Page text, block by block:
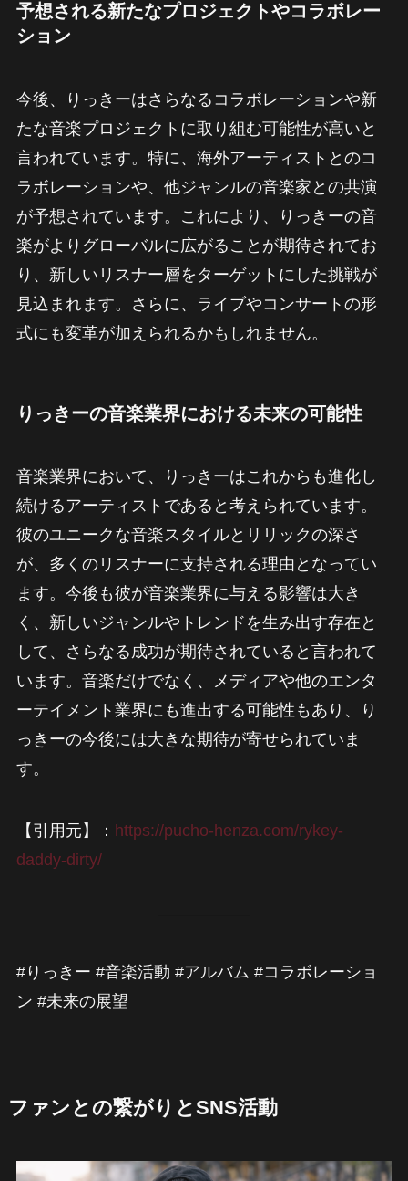
予想される新たなプロジェクトやコラボレー
ション
今後、りっきーはさらなるコラボレーションや新
たな音楽プロジェクトに取り組む可能性が高いと
言われています。特に、海外アーティストとのコ
ラボレーションや、他ジャンルの音楽家との共演
が予想されています。これにより、りっきーの音
楽がよりグローバルに広がることが期待されてお
り、新しいリスナー層をターゲットにした挑戦が
見込まれます。さらに、ライブやコンサートの形
式にも変革が加えられるかもしれません。
りっきーの音楽業界における未来の可能性
音楽業界において、りっきーはこれからも進化し
続けるアーティストであると考えられています。
彼のユニークな音楽スタイルとリリックの深さ
が、多くのリスナーに支持される理由となってい
ます。今後も彼が音楽業界に与える影響は大き
く、新しいジャンルやトレンドを生み出す存在と
して、さらなる成功が期待されていると言われて
います。音楽だけでなく、メディアや他のエンタ
ーテイメント業界にも進出する可能性もあり、り
っきーの今後には大きな期待が寄せられていま
す。
【引用元】： https://pucho-henza.com/rykey-
daddy-dirty/
#りっきー #音楽活動 #アルバム #コラボレーショ
ン #未来の展望
ファンとの繋がりとSNS活動